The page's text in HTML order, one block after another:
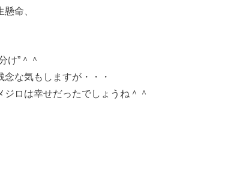
命、
け”＾＾
な気もしますが・・・
ロは幸せだったでしょうね＾＾